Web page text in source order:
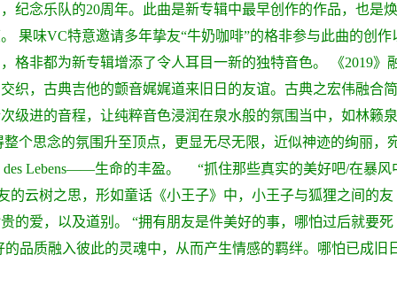
纪念乐队的20周年。此曲是新专辑中最早创作的作品，也是
果味VC特意邀请多年挚友“牛奶咖啡”的格非参与此曲的创作
格非都为新专辑增添了令人耳目一新的独特音色。
《2019》
织，古典吉他的颤音娓娓道来旧日的友谊。古典之宏伟融合
级进的音程，让纯粹音色浸润在泉水般的氛围当中，如林籁泉
个思念的氛围升至顶点，更显无尽无限，近似神迹的绚丽，
Lebens——生命的丰盈。
“抓住那些真实的美好吧/在暴风
的云树之思，形如童话《小王子》中，小王子与狐狸之间的友
的爱，以及道别。
“拥有朋友是件美好的事，哪怕过后就要死
品质融入彼此的灵魂中，从而产生情感的羁绊。哪怕已成旧